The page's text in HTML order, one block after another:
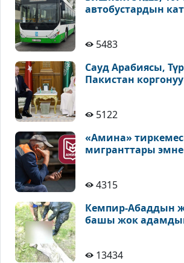
автобустардын
5483
Сауд Арабиясы,
Пакистан
5122
«Амина»
мигранттары
4315
Кемпир-Абаддын
башы жок адамдын
13434